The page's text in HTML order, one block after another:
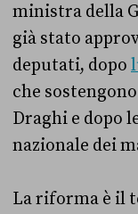
ministra della
già stato
deputati, dopo
che
Draghi e dopo
nazionale dei
La riforma è il